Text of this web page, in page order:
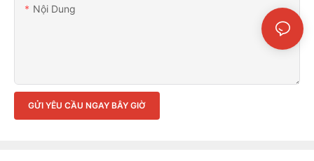
Nội Dung
GỬI YÊU CẦU NGAY BÂY GIỜ